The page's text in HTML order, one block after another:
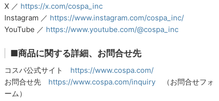
X ／ https://x.com/cospa_inc
Instagram ／ https://www.instagram.com/cospa_inc/
YouTube ／ https://www.youtube.com/@cospa_inc
■商品に関する詳細、お問合せ先
コスパ公式サイト https://www.cospa.com/
お問合せ先 https://www.cospa.com/inquiry （お問合せフォ
ーム）